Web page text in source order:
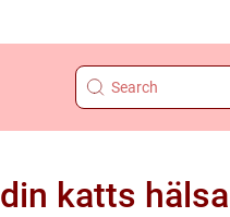
katts hälsa